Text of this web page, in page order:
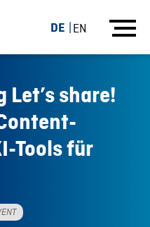
DE EN
Let’s share!
Tools für